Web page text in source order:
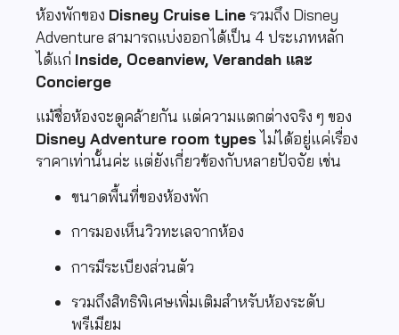
ห้องพักของ Disney Cruise Line รวมถึง Disney
Adventure สามารถแบ่งออกได้เป็น 4 ประเภทหลัก
ได้แก่ Inside, Oceanview, Verandah และ
Concierge
แม้ชื่อห้องจะดูคล้ายกัน แต่ความแตกต่างจริง ๆ ของ
Disney Adventure room types ไม่ได้อยู่แค่เรื่อง
ราคาเท่านั้นค่ะ แต่ยังเกี่ยวข้องกับหลายปัจจัย เช่น
ขนาดพื้นที่ของห้องพัก
การมองเห็นวิวทะเลจากห้อง
การมีระเบียงส่วนตัว
รวมถึงสิทธิพิเศษเพิ่มเติมสำหรับห้องระดับ
พรีเมียม